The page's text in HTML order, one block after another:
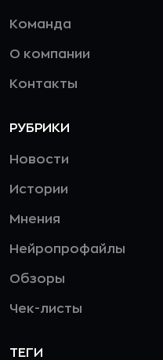
Команда
О компании
Контакты
РУБРИКИ
Новости
Истории
Мнения
Нейропрофайлы
Обзоры
Чек-листы
ТЕГИ